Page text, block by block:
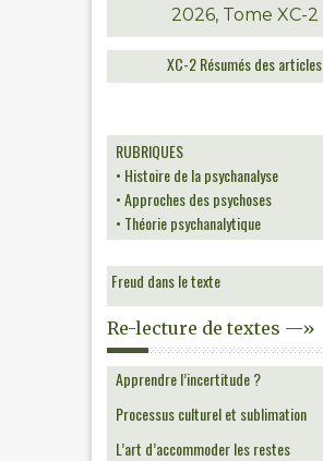
2026, Tome XC-2
XC-2 Résumés des articles
RUBRIQUES
• Histoire de la psychanalyse
• Approches des psychoses
• Théorie psychanalytique
Freud dans le texte
Re-lecture de textes —»
Apprendre l’incertitude ?
Processus culturel et sublimation
L’art d’accommoder les restes